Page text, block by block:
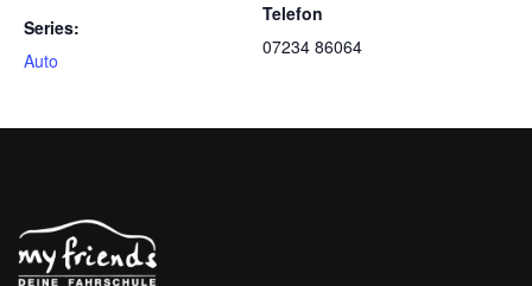
Series:
Auto
Telefon
07234 86064